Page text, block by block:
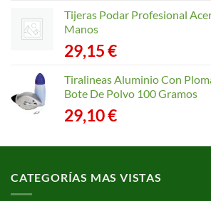
precios:
Tijeras Podar Profesional
Manos
29,15€
Tiralineas Aluminio Con
Bote De Polvo 100 Gramos
29,10€
CATEGORÍAS MAS VISTAS